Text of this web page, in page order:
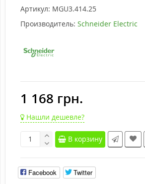
Артикул: MGU3.414.25
Производитель: Schneider Electric
1 168 грн.
Нашли дешевле?
В корзину
Facebook Twitter